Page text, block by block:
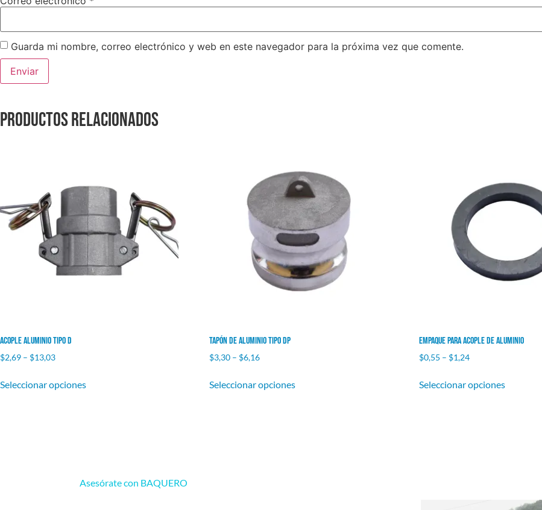
Guarda mi nombre, correo electrónico y web en este navegador para la próxima vez que comente.
Productos relacionados
Acople Aluminio Tipo D
$2,69 – $13,03
Seleccionar opciones
Tapón de Aluminio Tipo DP
$3,30 – $6,16
Seleccionar opciones
Empaque para acople de aluminio
$0,55 – $1,24
Seleccionar opciones
Asesórate con BAQUERO